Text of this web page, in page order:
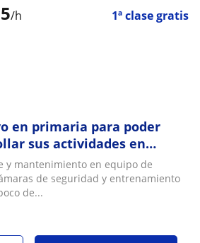
/h 1ª clase gratis
en primaria para poder
sus actividades en
y mantenimiento en equipo de
de seguridad y entrenamiento
de...